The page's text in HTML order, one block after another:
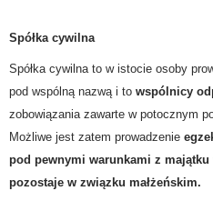
Spółka cywilna
Spółka cywilna to w istocie osoby
pod wspólną nazwą i to wspólnicy
zobowiązania zawarte w potocznym
Możliwe jest zatem prowadzenie
pod pewnymi warunkami z
pozostaje w związku małżeńskim.